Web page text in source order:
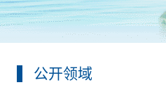
公开领域